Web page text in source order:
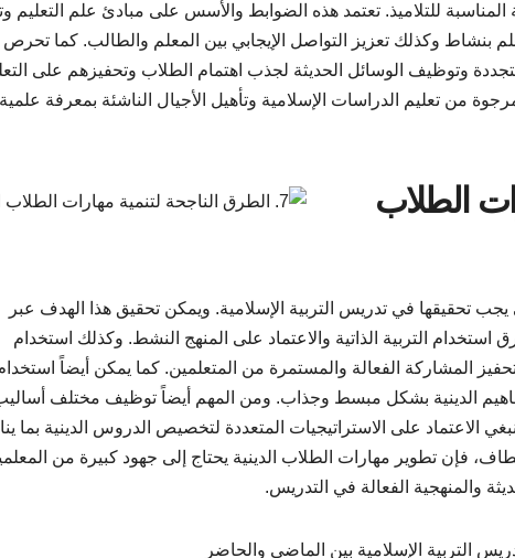
المناسبة للتلاميذ. تعتمد هذه الضوابط والأسس على مبادئ علم التعليم
بنشاط وكذلك تعزيز التواصل الإيجابي بين المعلم والطالب. كما
وتوظيف الوسائل الحديثة لجذب اهتمام الطلاب وتحفيزهم على
من تعليم الدراسات الإسلامية وتأهيل الأجيال الناشئة بمعرفة علمية
الطلاب
يجب تحقيقها في تدريس التربية الإسلامية. ويمكن تحقيق هذا الهدف عبر
التربية الذاتية والاعتماد على المنهج النشط. وكذلك استخدام
المشاركة الفعالة والمستمرة من المتعلمين. كما يمكن أيضاً
الدينية بشكل مبسط وجذاب. ومن المهم أيضاً توظيف مختلف
الاعتماد على الاستراتيجيات المتعددة لتخصيص الدروس الدينية بما
فإن تطوير مهارات الطلاب الدينية يحتاج إلى جهود كبيرة من
والمنهجية الفعالة في التدريس.